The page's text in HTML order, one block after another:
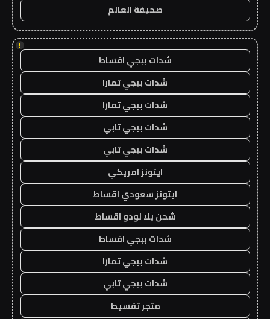
صحيفة العالم
!
شدات ببجي اقساط
شدات ببجي تمارا
شدات ببجي تمارا
شدات ببجي تابي
شدات ببجي تابي
ايتونز امريكي
ايتونز سعودي اقساط
شحن يلا لودو اقساط
شدات ببجي اقساط
شدات ببجي تمارا
شدات ببجي تابي
متجر تقسيط